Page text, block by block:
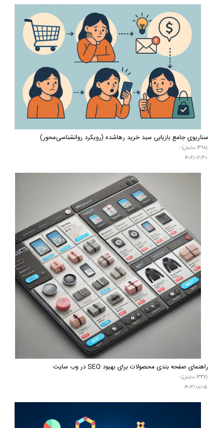
سناریوی جامع بازیابی سبد خرید رها‌شده (رویکرد روانشناسی‌محور)
(1398 نمایش) -
1404/02/30
راهنمای صفحه بندی محصولات برای بهبود SEO در وب سایت
(1337 نمایش) -
1403/08/05